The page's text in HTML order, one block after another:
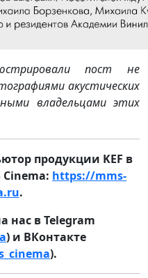
пост не
акустических
владельцами этих
продукции KEF в
https://mms-
.
нас в Telegram
) и ВКонтакте
).